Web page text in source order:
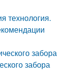
технология.
забора
забора